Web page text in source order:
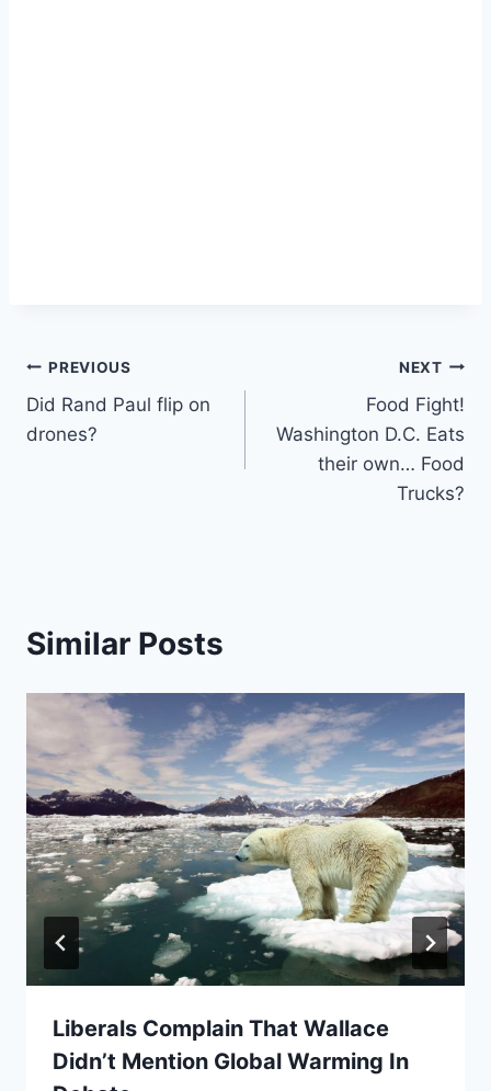
Post
navigation
PREVIOUS
Did Rand Paul flip on
drones?
NEXT
Food Fight!
Washington D.C. Eats
their own… Food
Trucks?
Similar Posts
Liberals Complain That Wallace
Didn’t Mention Global Warming In